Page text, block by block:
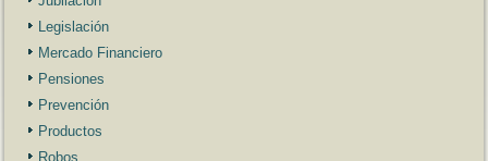
Legislación
Mercado Financiero
Pensiones
Prevención
Productos
Robos